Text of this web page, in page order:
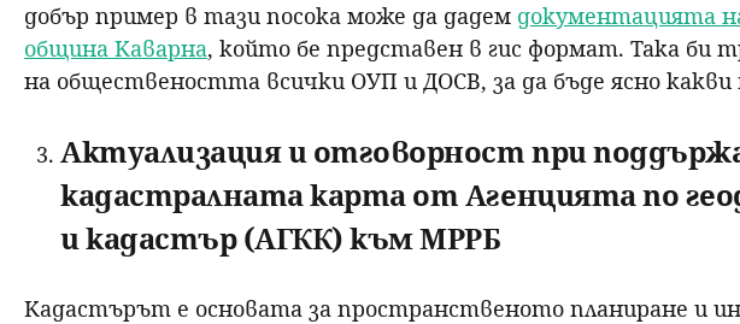
добър пример в тази посока може да дадем документацията
община Каварна, който бе представен в гис формат. Така би
на обществеността всички ОУП и ДОСВ, за да бъде ясно
Актуализация и отговорност при
кадастралната карта от Агенцията по
и кадастър (АГКК) към МРРБ
Кадастърът е основата за пространственото планиране и